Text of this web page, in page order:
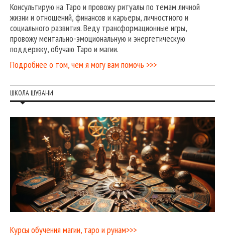
Консультирую на Таро и провожу ритуалы по темам личной
жизни и отношений, финансов и карьеры, личностного и
социального развития. Веду трансформационные игры,
провожу ментально-эмоциональную и энергетическую
поддержку, обучаю Таро и магии.
Подробнее о том, чем я могу вам помочь >>>
ШКОЛА ШУВАНИ
Курсы обучения магии, таро и рунам>>>